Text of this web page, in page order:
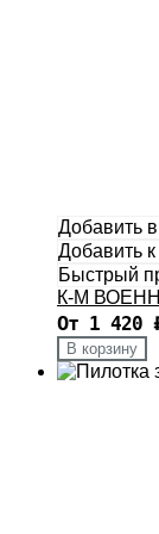
Добавить
Добавить
Быстрый
К-М
От 1 420
В корзину